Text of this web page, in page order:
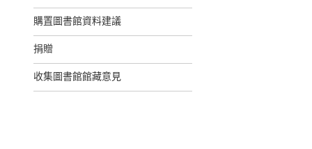
購置圖書館資料建議
捐贈
收集圖書館館藏意見